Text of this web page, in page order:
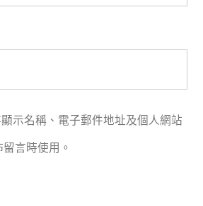
示名稱、電子郵件地址及個人網站
言時使用。